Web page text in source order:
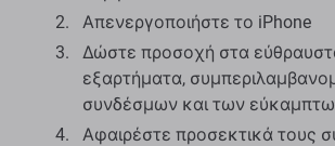
Απενεργοποιήστε το iPhone
Δώστε προσοχή στα
εξαρτήματα,
συνδέσμων και των
Αφαιρέστε προσεκτικά τους